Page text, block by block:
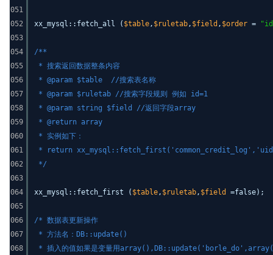
051
052
053
054
055
056
057
058
059
060
061
062
063
064
065
066
067
068
xx_mysql::fetch_all ( $table, $ruletab, $field , $order =
/**
* 搜索返回数据整条内容
* @param $table //搜索表名称
* @param $ruletab //搜索字段规则 例如 id=1
* @param string $field //返回字段array
* @return array
* 实例如下：
* return
*/
xx_mysql::fetch_first ( $table, $ruletab, $field =false);
/* 数据表更新操作
* 方法名：DB::update()
* 插入的值如果是变量用